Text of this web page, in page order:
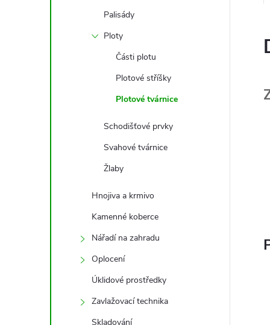
Palisády
Ploty
Části plotu
Plotové stříšky
Plotové tvárnice
Schodišťové prvky
Svahové tvárnice
Žlaby
Hnojiva a krmivo
Kamenné koberce
Nářadí na zahradu
Oplocení
Úklidové prostředky
Zavlažovací technika
Skladování